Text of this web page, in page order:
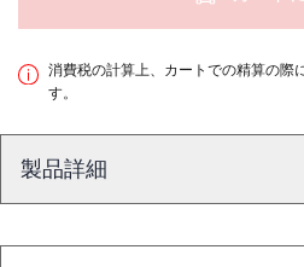
消費税の計算上、カートでの精算の際
す。
製品詳細